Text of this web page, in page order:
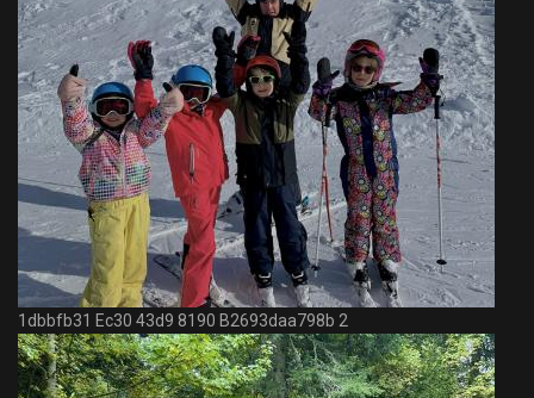
1dbbfb31 Ec30 43d9 8190 B2693daa798b 2